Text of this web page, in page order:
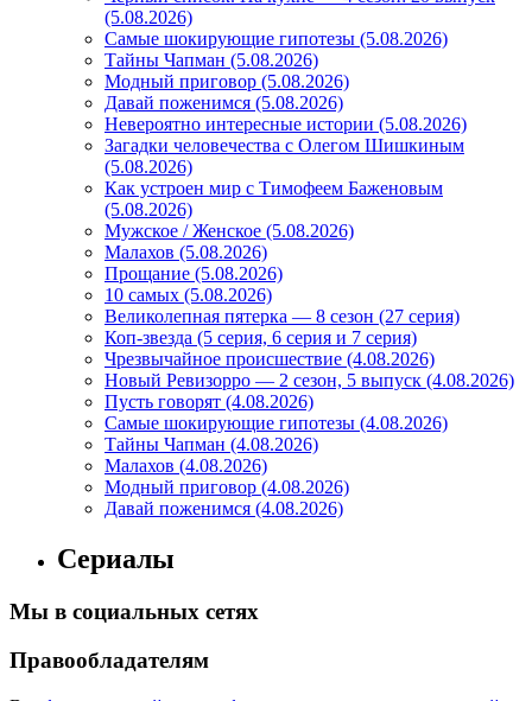
(5.08.2026)
Самые шокирующие гипотезы (5.08.2026)
Тайны Чапман (5.08.2026)
Модный приговор (5.08.2026)
Давай поженимся (5.08.2026)
Невероятно интересные истории (5.08.2026)
Загадки человечества с Олегом Шишкиным
(5.08.2026)
Как устроен мир с Тимофеем Баженовым
(5.08.2026)
Мужское / Женское (5.08.2026)
Малахов (5.08.2026)
Прощание (5.08.2026)
10 самых (5.08.2026)
Великолепная пятерка — 8 сезон (27 серия)
Коп-звезда (5 серия, 6 серия и 7 серия)
Чрезвычайное происшествие (4.08.2026)
Новый Ревизорро — 2 сезон, 5 выпуск (4.08.2026)
Пусть говорят (4.08.2026)
Самые шокирующие гипотезы (4.08.2026)
Тайны Чапман (4.08.2026)
Малахов (4.08.2026)
Модный приговор (4.08.2026)
Давай поженимся (4.08.2026)
Сериалы
Мы в социальных сетях
Правообладателям